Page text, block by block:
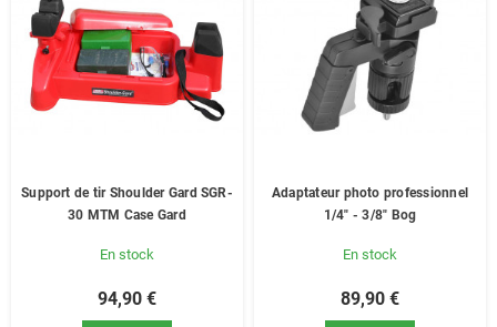
Support de tir Shoulder Gard SGR-
30 MTM Case Gard
En stock
94,90 €
Adaptateur photo professionnel
1/4" - 3/8" Bog
En stock
89,90 €